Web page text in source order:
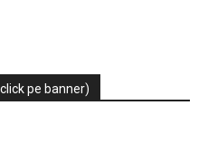
pe banner)